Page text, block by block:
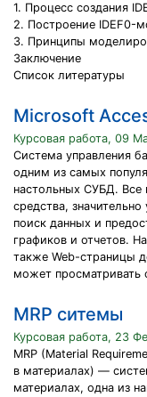
1. Процесс создания
2. Построение IDEF0-
3. Принципы
Заключение
Список литературы
Microsoft
Курсовая работа, 09
Система управления
одним из самых
настольных СУБД. Все
средства,
поиск данных и
графиков и отчетов.
также Web-страницы
может
MRP ситемы
Курсовая работа, 23
MRP (Material
в материалах) —
материалах, одна из